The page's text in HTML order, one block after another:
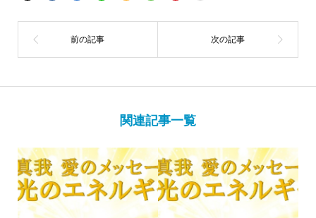
関連記事一覧